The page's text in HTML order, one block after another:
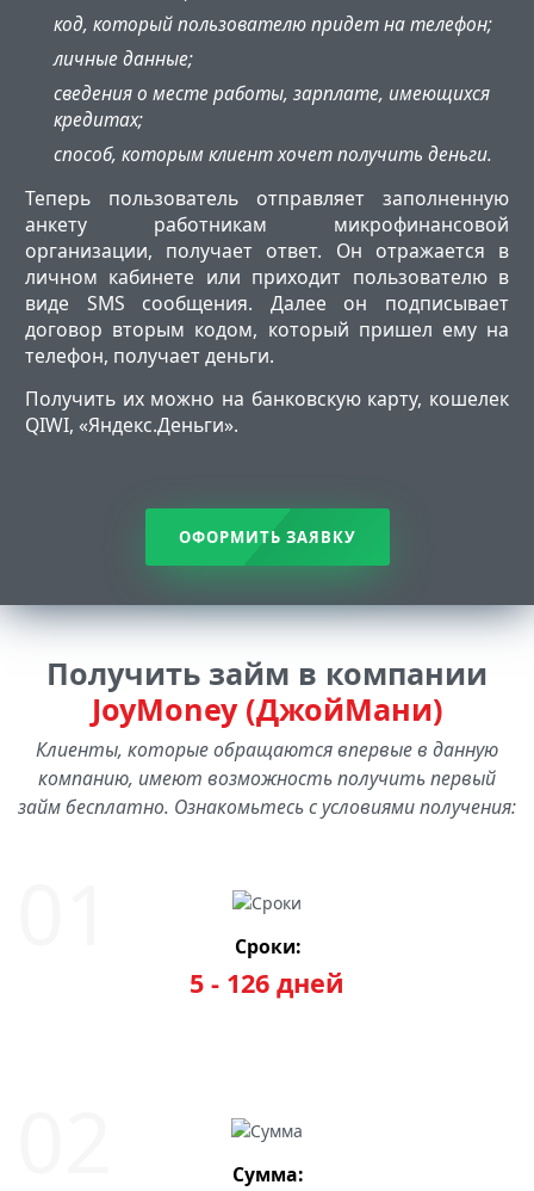
код, который пользователю придет на телефон;
личные данные;
сведения о месте работы, зарплате, имеющихся
кредитах;
способ, которым клиент хочет получить деньги.
Теперь пользователь отправляет заполненную
анкету работникам микрофинансовой
организации, получает ответ. Он отражается в
личном кабинете или приходит пользователю в
виде SMS сообщения. Далее он подписывает
договор вторым кодом, который пришел ему на
телефон, получает деньги.
Получить их можно на банковскую карту, кошелек
QIWI, «Яндекс.Деньги».
ОФОРМИТЬ ЗАЯВКУ
Получить займ в компании
JoyMoney (ДжойМани)
Клиенты, которые обращаются впервые в данную
компанию, имеют возможность получить первый
займ бесплатно. Ознакомьтесь с условиями получения:
Сроки:
5 - 126 дней
Сумма: